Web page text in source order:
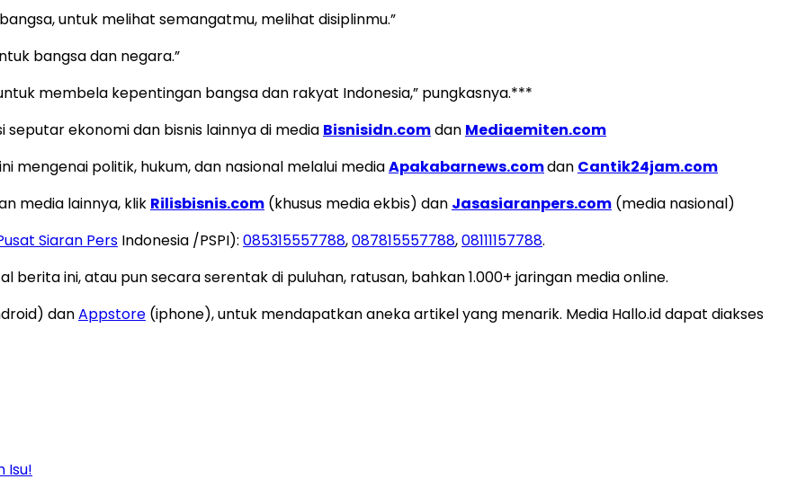
untuk melihat semangatmu, melihat disiplinmu.”
bangsa dan negara.”
membela kepentingan bangsa dan rakyat Indonesia,” pungkasnya.***
ekonomi dan bisnis lainnya di media Bisnisidn.comdan Mediaemiten.com
politik, hukum, dan nasional melalui mediaApakabarnews.comdan Cantik24jam.com
media lainnya, klik Rilisbisnis.com (khusus media ekbis) dan Jasasiaranpers.com (media nasional)
Siaran Pers Indonesia /PSPI): 085315557788,087815557788,08111157788.
ini, atau pun secara serentak di puluhan, ratusan, bahkan 1.000+ jaringan media online.
danAppstore (iphone), untuk mendapatkan aneka artikel yang menarik. Media Hallo.id dapat diakses
Isu!